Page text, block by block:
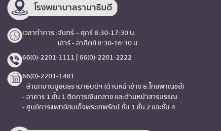
โรงพยาบาลรามาธิบดี
เวลาทำการ :จันทร์ – ศุกร์ 8:30-17:30 น.
เสาร์ - อาทิตย์ 8:30-16:30 น.
66(0)-2201-1111 | 66(0)-2201-2222
66(0)-2201-1481
- สำนักงานมูลนิธิรามาธิบดีฯ (ด้านหน้าข้าง ธ.ไทยพาณิชย์)
- อาคาร 1 ชั้น 1 ติดการเงินกลาง และด้านหน้าสารบรรณ
- ศูนย์การแพทย์สมเด็จพระเทพรัตน์ ชั้น 1 ชั้น 2 และชั้น 4